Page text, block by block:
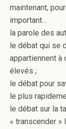
maintenant,
important…
la parole des
le débat qui se
appartiennent à
élevés ;
le débat pour
le plus
le débat sur la
« transcender »